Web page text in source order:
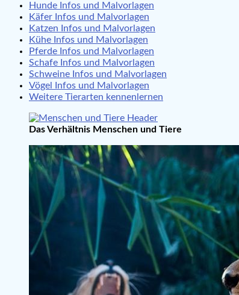
Hunde Infos und Malvorlagen
Käfer Infos und Malvorlagen
Katzen Infos und Malvorlagen
Kühe Infos und Malvorlagen
Pferde Infos und Malvorlagen
Schafe Infos und Malvorlagen
Schweine Infos und Malvorlagen
Vögel Infos und Malvorlagen
Weitere Tierarten kennenlernen
Das Verhältnis Menschen und Tiere